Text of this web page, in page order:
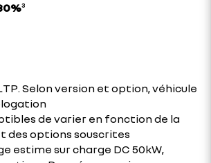
³
Selon version et option, véhicule
de varier en fonction de la
des options souscrites
estime sur charge DC 50kW,